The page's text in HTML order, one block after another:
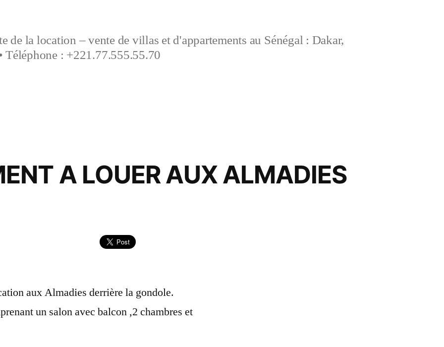
de la location – vente de villas et d'appartements au Sénégal : Dakar,
Téléphone : +221.77.555.55.70
A LOUER AUX ALMADIES
aux Almadies derrière la gondole.
un salon avec balcon ,2 chambres et